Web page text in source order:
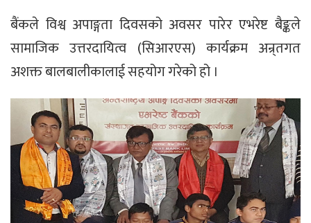
बैंकले विश्व अपाङ्गता दिवसको अवसर पारेर एभरेष्ट बैङ्कले
सामाजिक उत्तरदायित्व (सिआरएस) कार्यक्रम अन्र्तगत
अशक्त बालबालीकालाई सहयोग गरेको हो ।